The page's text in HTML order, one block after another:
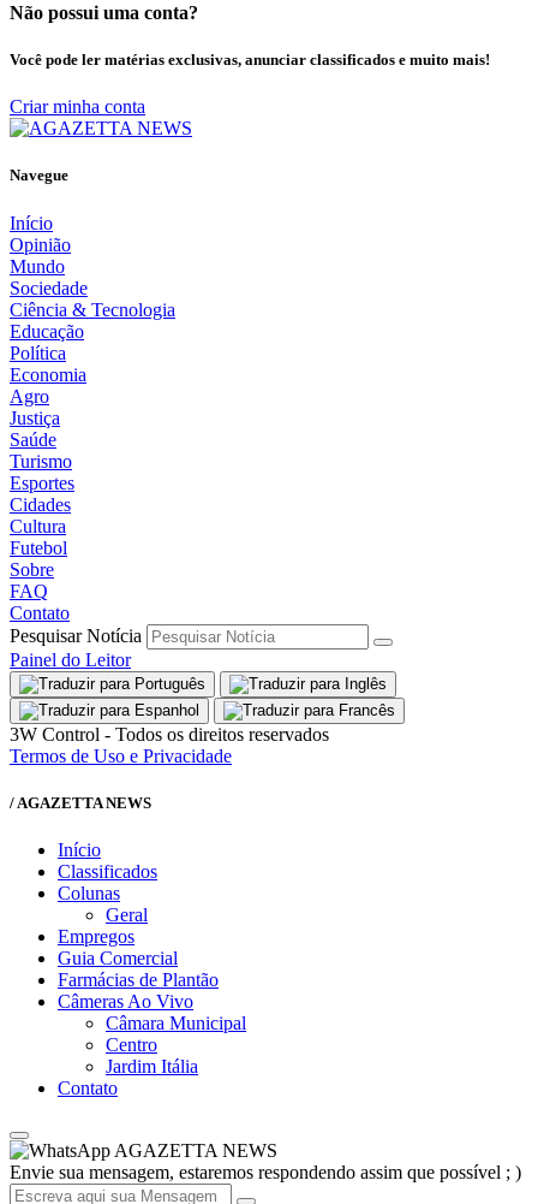
Não possui uma conta?
Você pode ler matérias exclusivas, anunciar classificados e muito mais!
Criar minha conta
Navegue
Início
Opinião
Mundo
Sociedade
Ciência & Tecnologia
Educação
Política
Economia
Agro
Justiça
Saúde
Turismo
Esportes
Cidades
Cultura
Futebol
Sobre
FAQ
Contato
Pesquisar Notícia
Painel do Leitor
3W Control - Todos os direitos reservados
Termos de Uso e Privacidade
/ AGAZETTA NEWS
Início
Classificados
Colunas
Geral
Empregos
Guia Comercial
Farmácias de Plantão
Câmeras Ao Vivo
Câmara Municipal
Centro
Jardim Itália
Contato
AGAZETTA NEWS
Envie sua mensagem, estaremos respondendo assim que possível ; )